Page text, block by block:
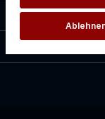
Shopservice
Informationen